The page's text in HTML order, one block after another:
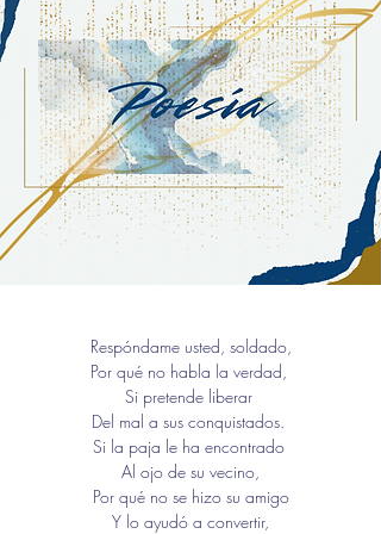
Respóndame usted, soldado,
Por qué no habla la verdad,
Si pretende liberar
Del mal a sus conquistados.
Si la paja le ha encontrado
Al ojo de su vecino,
Por qué no se hizo su amigo
Y lo ayudó a convertir,